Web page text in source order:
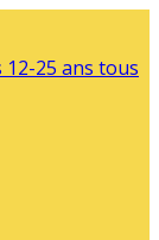
25 ans tous